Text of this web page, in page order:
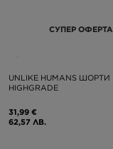
СУПЕР ОФЕРТА
UNLIKE HUMANS ШОРТИ
HIGHGRADE
31,99 €
62,57 ЛВ.